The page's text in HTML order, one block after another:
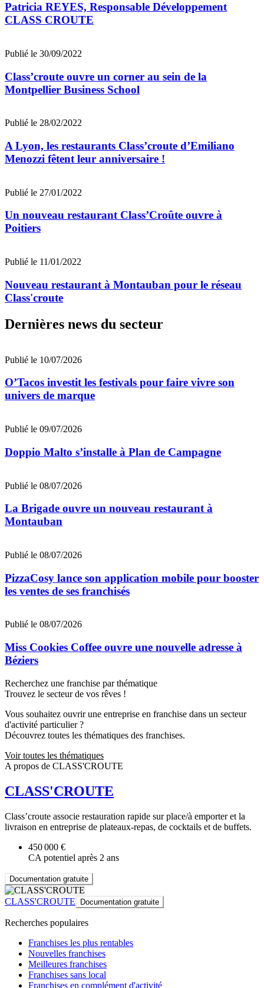
Patricia REYES, Responsable Développement
CLASS CROUTE
Publié le 30/09/2022
Class’croute ouvre un corner au sein de la
Montpellier Business School
Publié le 28/02/2022
A Lyon, les restaurants Class’croute d’Emiliano
Menozzi fêtent leur anniversaire !
Publié le 27/01/2022
Un nouveau restaurant Class’Croûte ouvre à
Poitiers
Publié le 11/01/2022
Nouveau restaurant à Montauban pour le réseau
Class'croute
Dernières news du secteur
Publié le 10/07/2026
O’Tacos investit les festivals pour faire vivre son
univers de marque
Publié le 09/07/2026
Doppio Malto s’installe à Plan de Campagne
Publié le 08/07/2026
La Brigade ouvre un nouveau restaurant à
Montauban
Publié le 08/07/2026
PizzaCosy lance son application mobile pour booster
les ventes de ses franchisés
Publié le 08/07/2026
Miss Cookies Coffee ouvre une nouvelle adresse à
Béziers
Recherchez une franchise par thématique
Trouvez le secteur de vos rêves !
Vous souhaitez ouvrir une entreprise en franchise dans un secteur
d'activité particulier ?
Découvrez toutes les thématiques des franchises.
Voir toutes les thématiques
A propos de CLASS'CROUTE
CLASS'CROUTE
Class’croute associe restauration rapide sur place/à emporter et la
livraison en entreprise de plateaux-repas, de cocktails et de buffets.
450 000 €
CA potentiel après 2 ans
Documentation gratuite
CLASS'CROUTE Documentation gratuite
Recherches populaires
Franchises les plus rentables
Nouvelles franchises
Meilleures franchises
Franchises sans local
Franchises en complément d'activité